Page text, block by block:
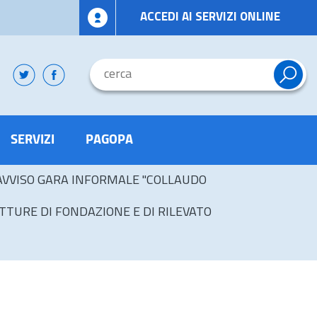
ACCEDI AI SERVIZI ONLINE
SERVIZI PAGOPA
GARA INFORMALE "COLLAUDO
DI FONDAZIONE E DI RILEVATO